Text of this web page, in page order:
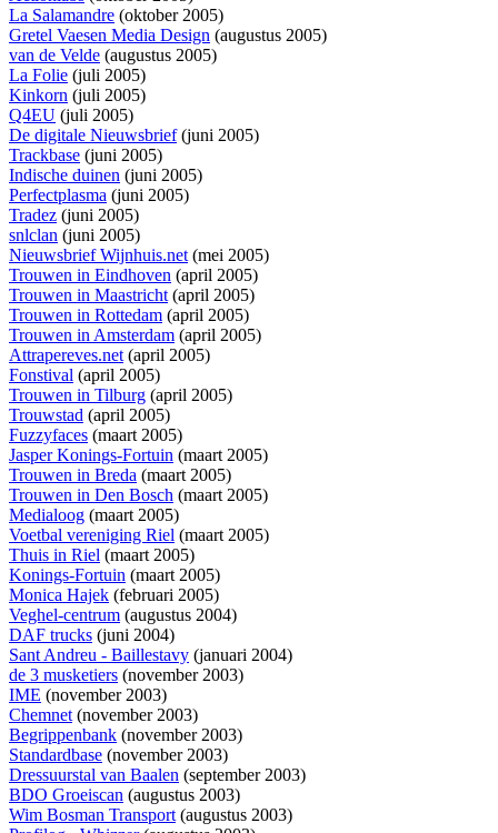
La Salamandre (oktober 2005)
Gretel Vaesen Media Design (augustus 2005)
van de Velde (augustus 2005)
La Folie (juli 2005)
Kinkorn (juli 2005)
Q4EU (juli 2005)
De digitale Nieuwsbrief(juni 2005)
Trackbase (juni 2005)
Indische duinen (juni 2005)
Perfectplasma (juni 2005)
Tradez (juni 2005)
snlclan (juni 2005)
Nieuwsbrief Wijnhuis.net(mei 2005)
Trouwen in Eindhoven (april 2005)
Trouwen in Maastricht(april 2005)
Trouwen in Rottedam (april 2005)
Trouwen in Amsterdam (april 2005)
Attrapereves.net(april 2005)
Fonstival (april 2005)
Trouwen in Tilburg (april 2005)
Trouwstad (april 2005)
Fuzzyfaces (maart 2005)
Jasper Konings-Fortuin (maart 2005)
Trouwen in Breda (maart 2005)
Trouwen in Den Bosch (maart 2005)
Medialoog (maart 2005)
Voetbal vereniging Riel (maart 2005)
Thuis in Riel (maart 2005)
Konings-Fortuin (maart 2005)
Monica Hajek (februari 2005)
Veghel-centrum (augustus 2004)
DAF trucks (juni 2004)
Sant Andreu - Baillestavy (januari 2004)
de 3 musketiers (november 2003)
IME (november 2003)
Chemnet(november 2003)
Begrippenbank (november 2003)
Standardbase (november 2003)
Dressuurstal van Baalen (september 2003)
BDO Groeiscan (augustus 2003)
Wim Bosman Transport(augustus 2003)